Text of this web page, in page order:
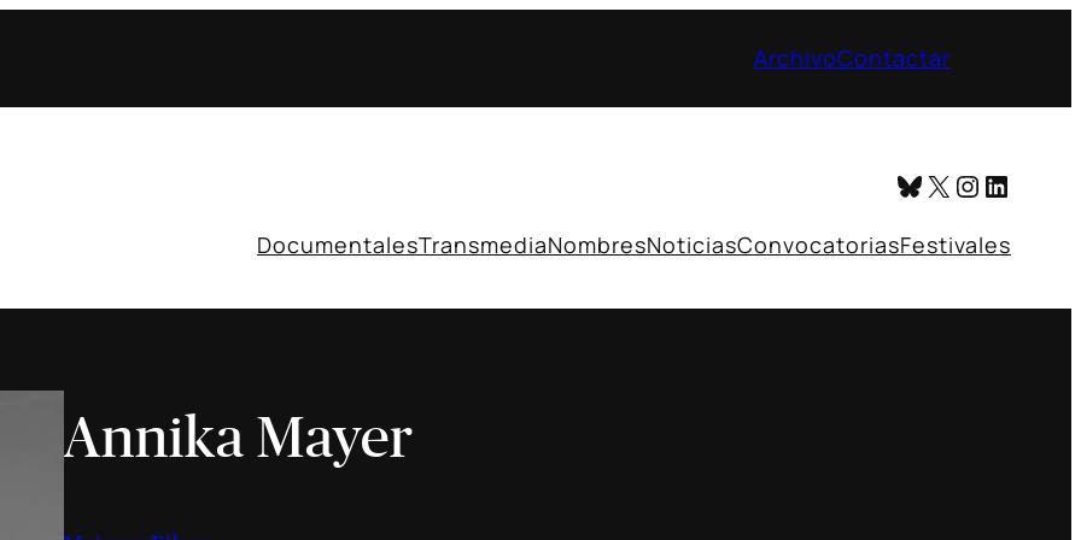
ArchivoContactar
Bluesky
X
DocumentalesTransmediaNombresNoticiasConvocatoriasFestivales
Annika Mayer